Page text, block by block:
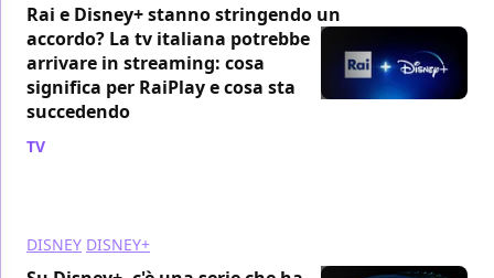
Rai e Disney+ stanno stringendo un
accordo? La tv italiana potrebbe
arrivare in streaming: cosa
significa per RaiPlay e cosa sta
succedendo
TV
DISNEY DISNEY+